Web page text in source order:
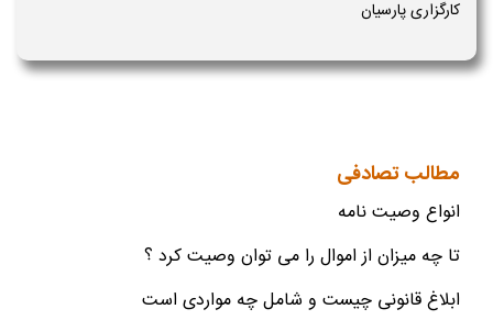
کارگزاری پارسیان
مطالب تصادفی
انواع وصیت نامه
تا چه میزان از اموال را می توان وصیت کرد ؟
ابلاغ قانونی چیست و شامل چه مواردی است